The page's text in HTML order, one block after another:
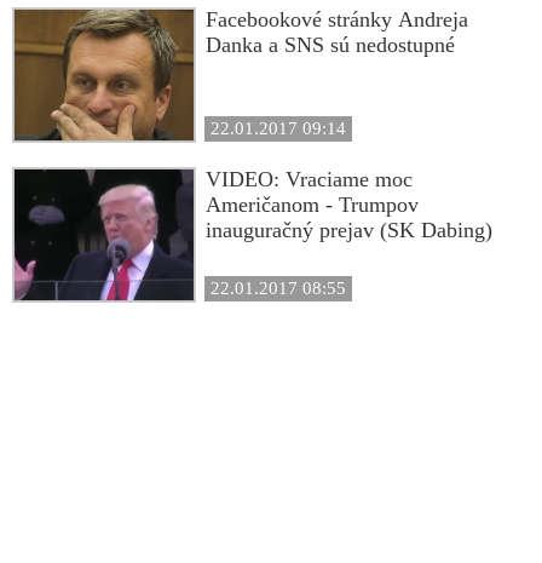
Facebookové stránky Andreja
Danka a SNS sú nedostupné
22.01.2017 09:14
VIDEO: Vraciame moc
Američanom - Trumpov
inauguračný prejav (SK Dabing)
22.01.2017 08:55